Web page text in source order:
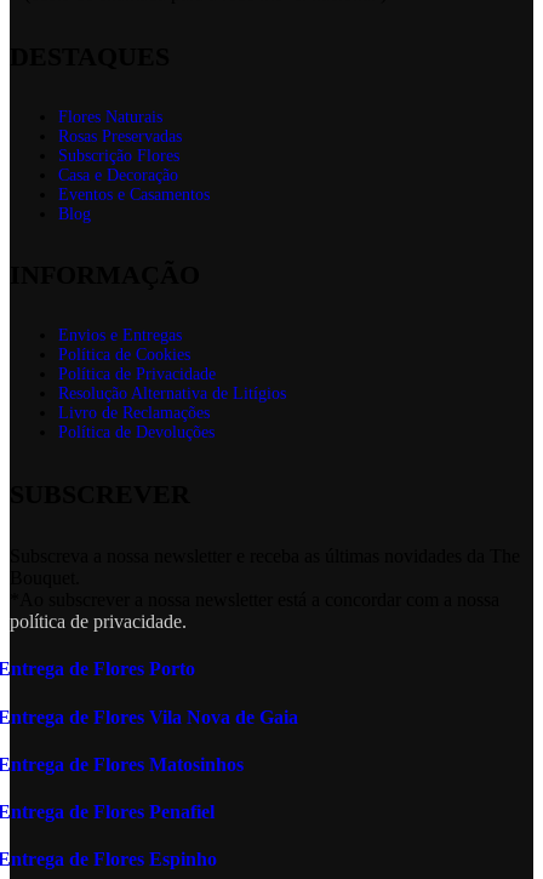
Flores Naturais
Rosas Preservadas
Subscrição Flores
Casa e Decoração
Eventos e Casamentos
Blog
Envios e Entregas
Política de Cookies
Política de Privacidade
Resolução Alternativa de Litígios
Livro de Reclamações
Política de Devoluções
política de privacidade.
de Flores Porto
de Flores Vila Nova de Gaia
de Flores Matosinhos
de Flores Penafiel
de Flores Espinho